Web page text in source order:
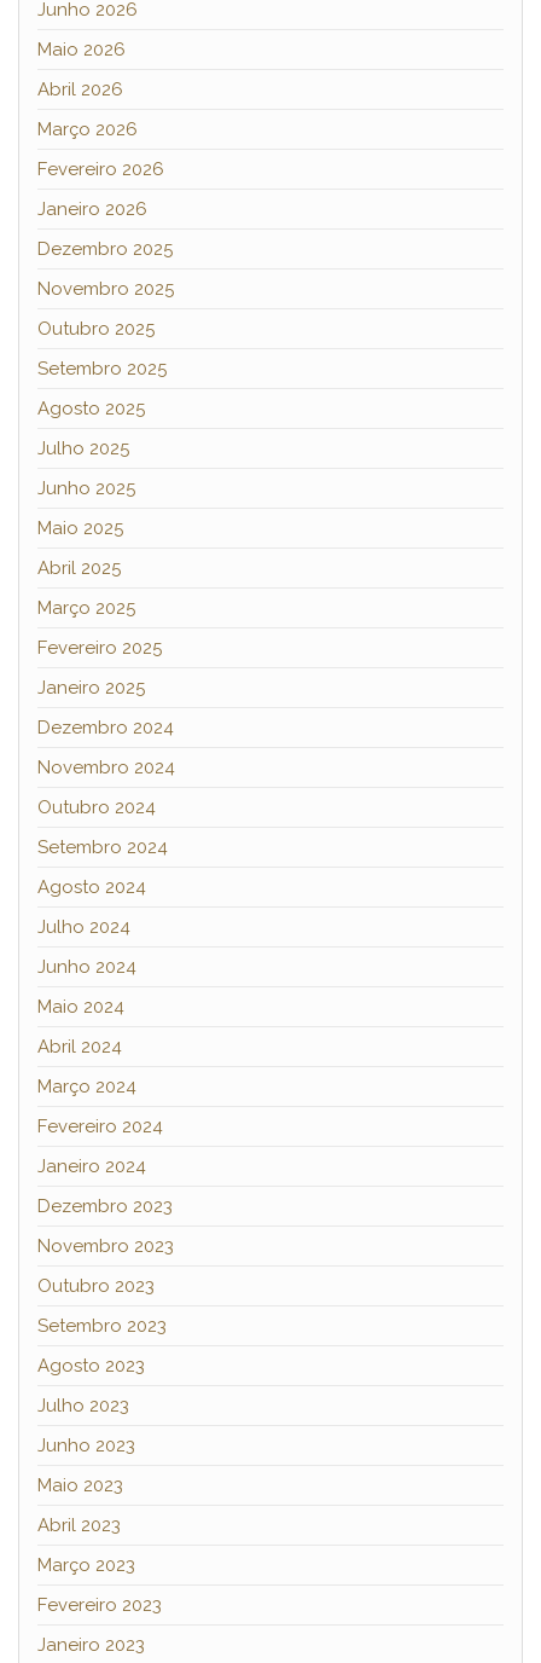
Junho 2026
Maio 2026
Abril 2026
Março 2026
Fevereiro 2026
Janeiro 2026
Dezembro 2025
Novembro 2025
Outubro 2025
Setembro 2025
Agosto 2025
Julho 2025
Junho 2025
Maio 2025
Abril 2025
Março 2025
Fevereiro 2025
Janeiro 2025
Dezembro 2024
Novembro 2024
Outubro 2024
Setembro 2024
Agosto 2024
Julho 2024
Junho 2024
Maio 2024
Abril 2024
Março 2024
Fevereiro 2024
Janeiro 2024
Dezembro 2023
Novembro 2023
Outubro 2023
Setembro 2023
Agosto 2023
Julho 2023
Junho 2023
Maio 2023
Abril 2023
Março 2023
Fevereiro 2023
Janeiro 2023